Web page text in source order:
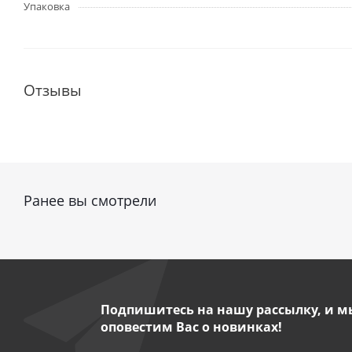
Упаковка
Отзывы
Ранее вы смотрели
Подпишитесь на нашу рассылку, и
оповестим Вас о новинках!